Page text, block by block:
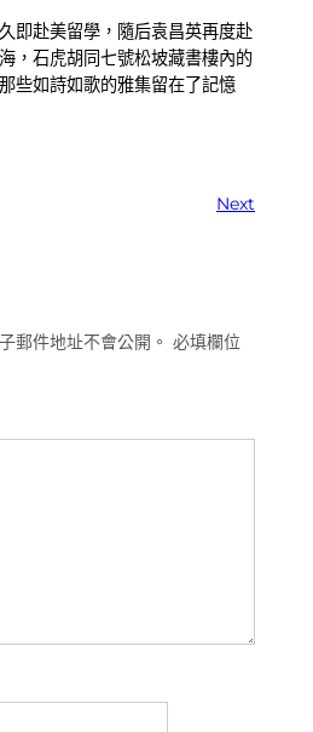
即赴美留學，隨后袁昌英再度赴
，石虎胡同七號松坡藏書樓內的
些如詩如歌的雅集留在了記憶
Next
郵件地址不會公開。 必填欄位